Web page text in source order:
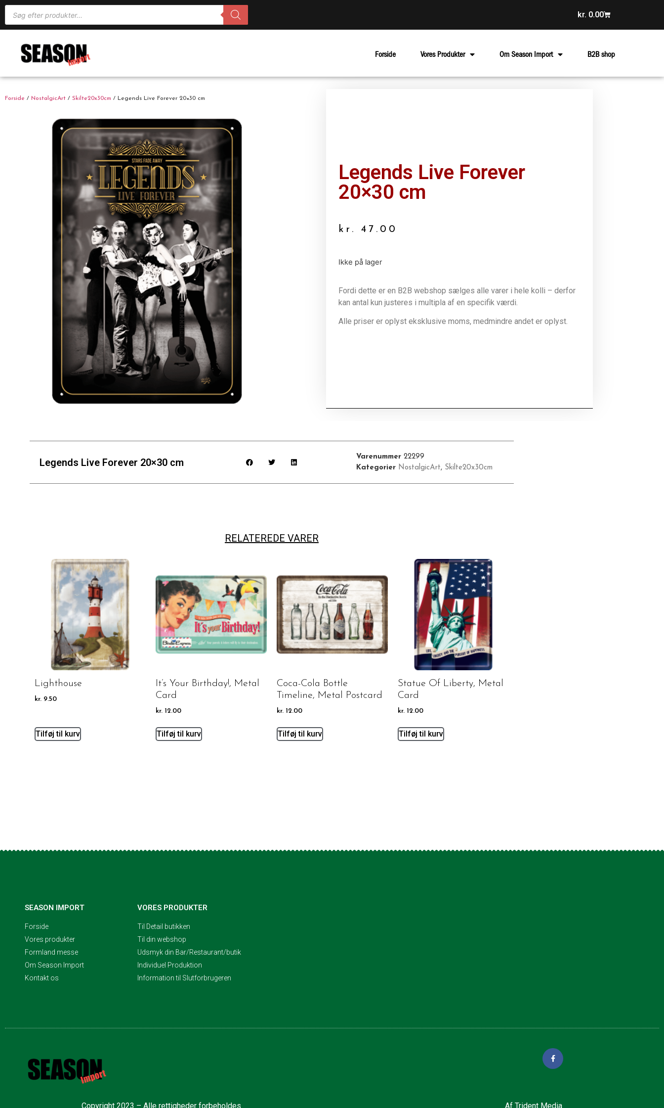
kr. 0.00
Forside Vores Produkter Om Season Import B2B shop
Forside / NostalgicArt / Skilte20x30cm / Legends Live Forever 20×30 cm
Legends Live Forever
20×30 cm
kr. 47.00
Ikke på lager
Fordi dette er en B2B webshop sælges alle varer i hele kolli – derfor
kan antal kun justeres i multipla af en specifik værdi.
Alle priser er oplyst eksklusive moms, medmindre andet er oplyst.
Legends Live Forever 20×30 cm Varenummer 22299
Kategorier NostalgicArt, Skilte20x30cm
RELATEREDE VARER
Lighthouse
kr. 9.50
Tilføj til kurv
It’s Your Birthday!, Metal
Card
kr. 12.00
Tilføj til kurv
Coca-Cola Bottle
Timeline, Metal Postcard
kr. 12.00
Tilføj til kurv
Statue Of Liberty, Metal
Card
kr. 12.00
Tilføj til kurv
SEASON IMPORT
Forside
Vores produkter
Formland messe
Om Season Import
Kontakt os
VORES PRODUKTER
Til Detail butikken
Til din webshop
Udsmyk din Bar/Restaurant/butik
Individuel Produktion
Information til Slutforbrugeren
Copyright 2023 – Alle rettigheder forbeholdes AfTrident Media